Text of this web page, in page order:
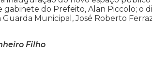
gabinete do Prefeito, Alan Piccolo; o
Municipal, José Roberto
Filho